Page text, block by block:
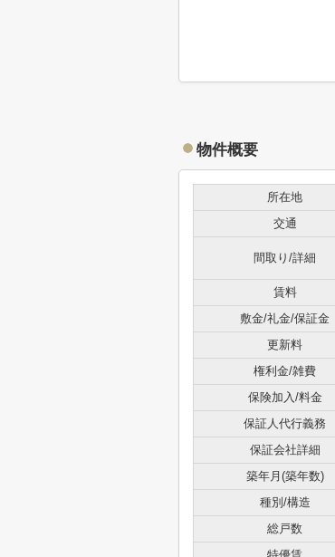
物件概要
所在地
交通
間取り/詳細
賃料
敷金/礼金/保証金
更新料
権利金/雑費
保険加入/料金
保証人代行義務
保証会社詳細
築年月(築年数)
種別/構造
総戸数